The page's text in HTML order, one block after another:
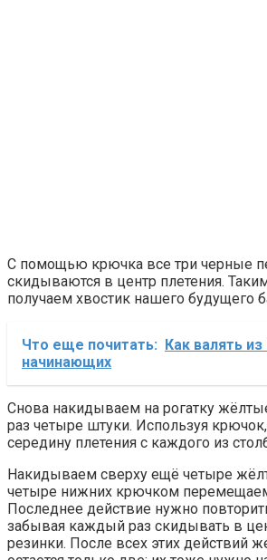
С помощью крючка все три черные
скидываются в центр плетения.
получаем хвостик нашего будущего
Что еще почитать: Как валять
начинающих
Снова накидываем на рогатку
раз четыре штуки. Используя
середину плетения с каждого из
Накидываем сверху ещё четыре
четыре нижних крючком
Последнее действие нужно
забывая каждый раз скидывать в
резинки. После всех этих действий